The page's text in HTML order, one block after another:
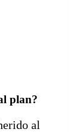
plan?
al